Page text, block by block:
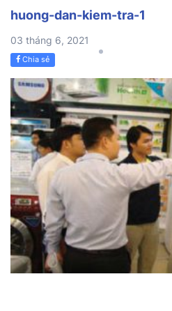
huong-dan-kiem-tra-1
03 tháng 6, 2021
Chia sẻ